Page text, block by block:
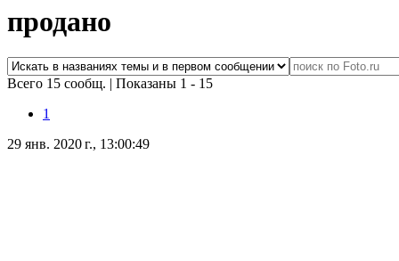
продано
Всего 15 сообщ. | Показаны 1 - 15
1
29 янв. 2020 г., 13:00:49